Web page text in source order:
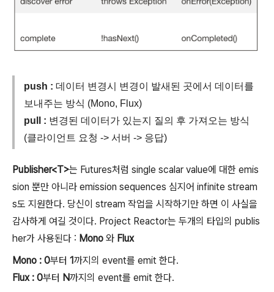
push : 데이터 변경시 변경이 발새된 곳에서 데이터를
보내주는 방식 (Mono, Flux)
pull : 변경된 데이터가 있는지 질의 후 가져오는 방식
(클라이언트 요청 -> 서버 -> 응답)
Publisher<T>는 Futures처럼 single scalar value에 대한 emis
sion 뿐만 아니라 emission sequences 심지어 infinite stream
s도 지원한다. 당신이 stream 작업을 시작하기만 하면 이 사실을
감사하게 여길 것이다. Project Reactor는 두개의 타입의 publis
her가 사용된다 : Mono 와 Flux
Mono : 0부터 1까지의 event를 emit 한다.
Flux : 0부터 N까지의 event를 emit 한다.